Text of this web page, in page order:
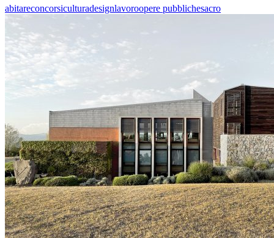
abitareconcorsiculturadesignlavoroopere pubblichesacro